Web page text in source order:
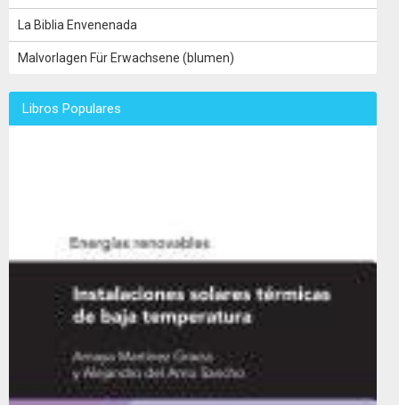
La Biblia Envenenada
Malvorlagen Für Erwachsene (blumen)
Libros Populares